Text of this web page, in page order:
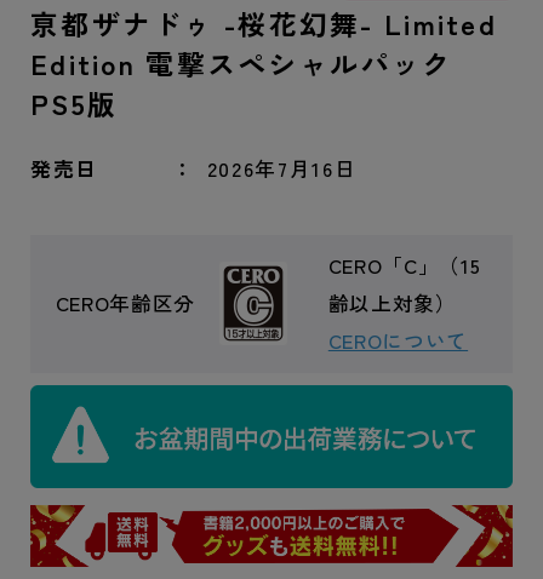
亰都ザナドゥ -桜花幻舞- Limited
Edition 電撃スペシャルパック
PS5版
発売日 2026年7月16日
CERO年齢区分
CERO「C」（15
齢以上対象）
CEROについて